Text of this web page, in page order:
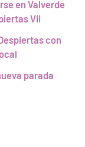
en Valverde
VII
con
parada